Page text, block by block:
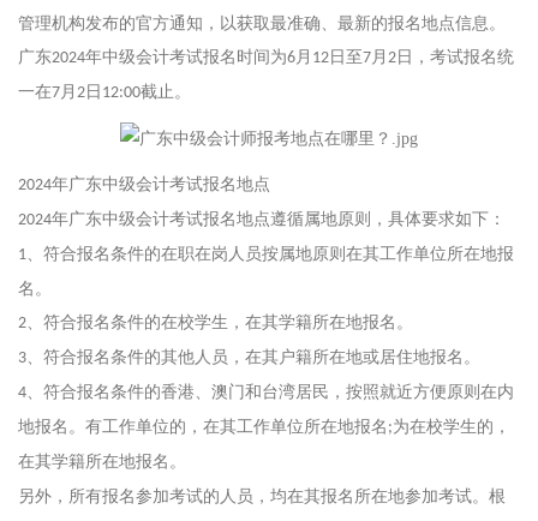
管理机构发布的官方通知，以获取最准确、最新的报名地点信息。
广东2024年中级会计考试报名时间为6月 12 日至7月 2 日，考试报名统
一在7月 2 日 12:00截止。
2024年广东中级会计考试报名地点
2024年广东中级会计考试报名地点遵循属地原则，具体要求如下：
1、符合报名条件的在职在岗人员按属地原则在其工作单位所在地报
名。
2、符合报名条件的在校学生，在其学籍所在地报名。
3、符合报名条件的其他人员，在其户籍所在地或居住地报名。
4、符合报名条件的香港、澳门和台湾居民，按照就近方便原则在内
地报名。有工作单位的，在其工作单位所在地报名 ;为在校学生的，
在其学籍所在地报名。
另外，所有报名参加考试的人员，均在其报名所在地参加考试。根